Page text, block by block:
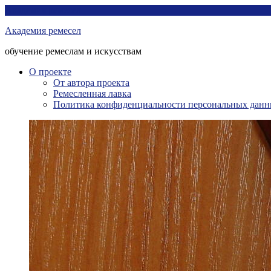
контенту
Академия ремесел
обучение ремеслам и искусствам
О проекте
От автора проекта
Ремесленная лавка
Политика конфиденциальности персональных